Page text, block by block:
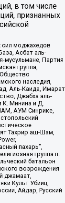
в том числе
признанных
моджахедов
Асбат аль-
мусульмане, Партия
группа,
наследия,
Аль-Каида, Имарат
Джабха аль-
Минина и Д.
АУМ Синрике,
Тахрир аш-Шам,
пахарь”,
группа п.
батальон
возрождения
джамаат,
Культ Убийц,
Айдар, Русский